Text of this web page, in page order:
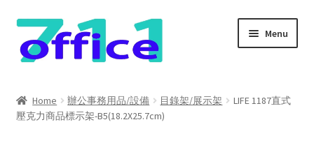
Skip
to
navigation
Skip
to
content
Menu
我的帳號
Home 辦公事務用品/設備 目錄架/展示架
LIFE 1187直式
壓克力商品標示架-B5(18.2X25.7cm)